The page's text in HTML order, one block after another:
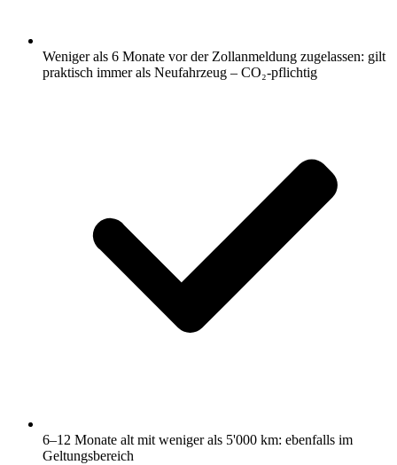
Weniger als 6 Monate vor der Zollanmeldung zugelassen: gilt
praktisch immer als Neufahrzeug – CO₂-pflichtig
6–12 Monate alt mit weniger als 5'000 km: ebenfalls im
Geltungsbereich